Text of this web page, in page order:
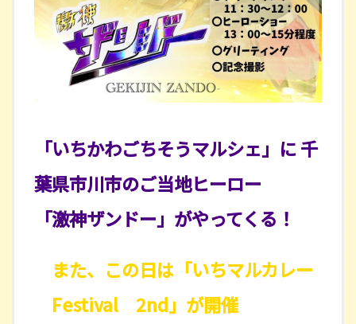
「いちかわごちそうマルシェ」に 千
葉県市川市のご当地ヒーロー
「激神ザンドー」がやってくる！
また、この日は「いちマルカレー
Festival 2nd」が開催